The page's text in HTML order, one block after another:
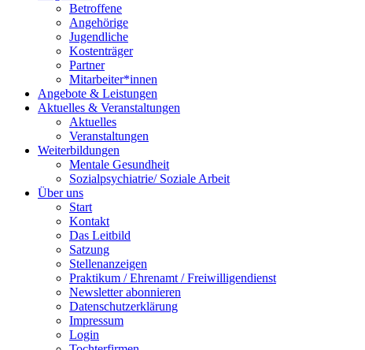
Betroffene
Angehörige
Jugendliche
Kostenträger
Partner
Mitarbeiter*innen
Angebote & Leistungen
Aktuelles & Veranstaltungen
Aktuelles
Veranstaltungen
Weiterbildungen
Mentale Gesundheit
Sozialpsychiatrie/ Soziale Arbeit
Über uns
Start
Kontakt
Das Leitbild
Satzung
Stellenanzeigen
Praktikum / Ehrenamt / Freiwilligendienst
Newsletter abonnieren
Datenschutzerklärung
Impressum
Login